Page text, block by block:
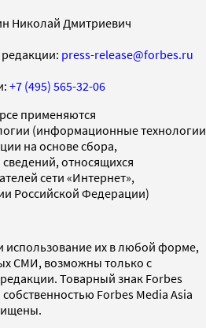
Николай Дмитриевич
press-release@forbes.ru
+7 (495) 565-32-06
применяются
(информационные технологии
на основе сбора,
относящихся
сети «Интернет»,
Российской Федерации)
использование их в любой форме,
СМИ, возможны только с
Товарный знак Forbes
Forbes Media Asia